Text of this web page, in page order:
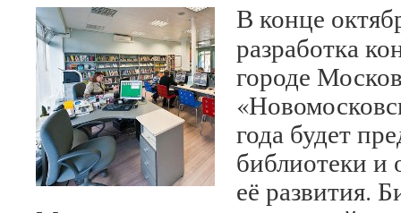
В конце
разработка
городе
года будет
библиотеки и
её развития.